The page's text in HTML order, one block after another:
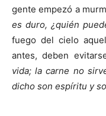
gente empezó a
es duro, ¿quién
fuego del cielo
antes, deben
vida; la carne no
dicho son espíritu y